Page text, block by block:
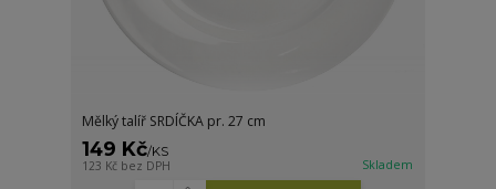
Mělký talíř SRDÍČKA pr. 27 cm
149 Kč/KS
123 Kč bez DPH Skladem